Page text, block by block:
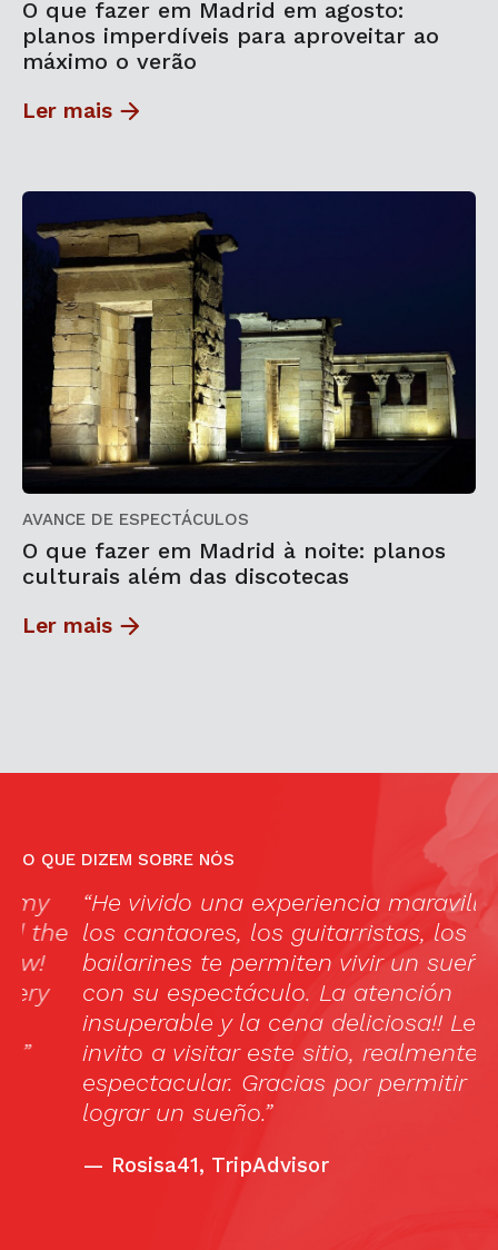
O que fazer em Madrid em agosto:
planos imperdíveis para aproveitar ao
máximo o verão
Ler mais
AVANCE DE ESPECTÁCULOS
O que fazer em Madrid à noite: planos
culturais além das discotecas
Ler mais
O QUE DIZEM SOBRE NÓS
“He vivido una experiencia maravillosa,
los cantaores, los guitarristas, los
bailarines te permiten vivir un sueño
con su espectáculo. La atención
insuperable y la cena deliciosa!! Les
invito a visitar este sitio, realmente
espectacular. Gracias por permitir
lograr un sueño.”
Rosisa41, TripAdvisor